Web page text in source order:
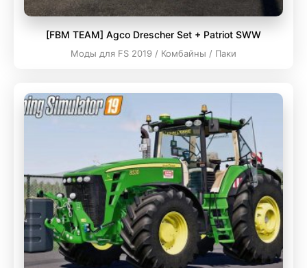
[FBM TEAM] Agco Drescher Set + Patriot SWW
Моды для FS 2019 / Комбайны / Паки